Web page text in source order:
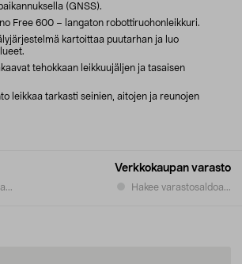
Verkkokaupan varasto
Hakee varastosaldoa...
(GNSS).
Free 600 – langaton robottiruohonleikkuri.
kartoittaa puutarhan ja luo
tehokkaan leikkuujäljen ja tasaisen
leikkaa tarkasti seinien, aitojen ja reunojen